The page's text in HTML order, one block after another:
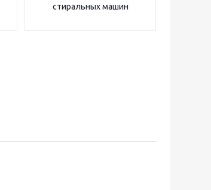
стиральных машин